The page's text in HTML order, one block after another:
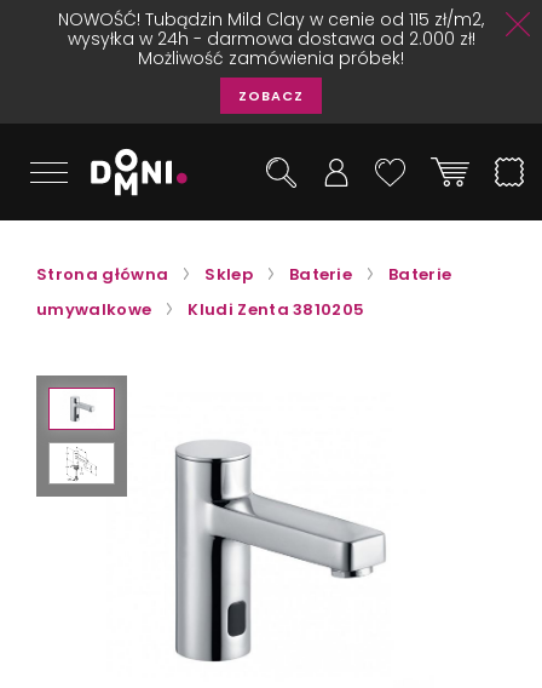
NOWOŚĆ! Tubądzin Mild Clay w cenie od 115 zł/m2,
wysyłka w 24h - darmowa dostawa od 2.000 zł!
Możliwość zamówienia próbek!
ZOBACZ
Strona główna Sklep Baterie
Baterie
umywalkowe
Kludi Zenta 3810205